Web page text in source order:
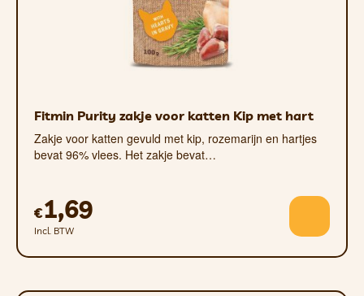
Fitmin Purity zakje voor katten Kip met hart
Zakje voor katten gevuld met kip, rozemarijn en hartjes
bevat 96% vlees. Het zakje bevat…
€1,69
Incl. BTW